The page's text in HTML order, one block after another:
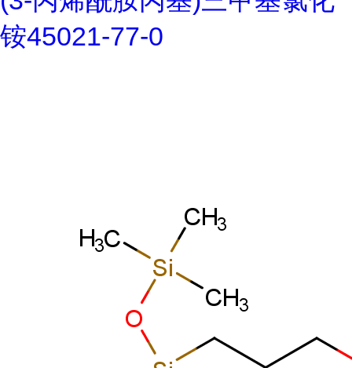
铵45021-77-0